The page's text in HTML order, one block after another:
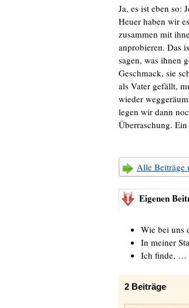
Ja, es ist eben so:
Heuer haben wir
zusammen mit
anprobieren. Das
sagen, was ihnen
Geschmack, sie
als Vater gefällt,
wieder
legen wir dann
Überraschung.
Alle Beiträge
Eigenen
Wie bei uns
In meiner
Ich finde, …
2 Beiträge